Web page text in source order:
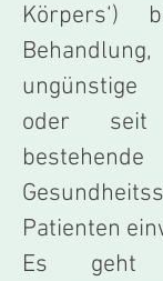
Körpers‘)
ungünstige
oder
bestehende
Patienten
Es geht